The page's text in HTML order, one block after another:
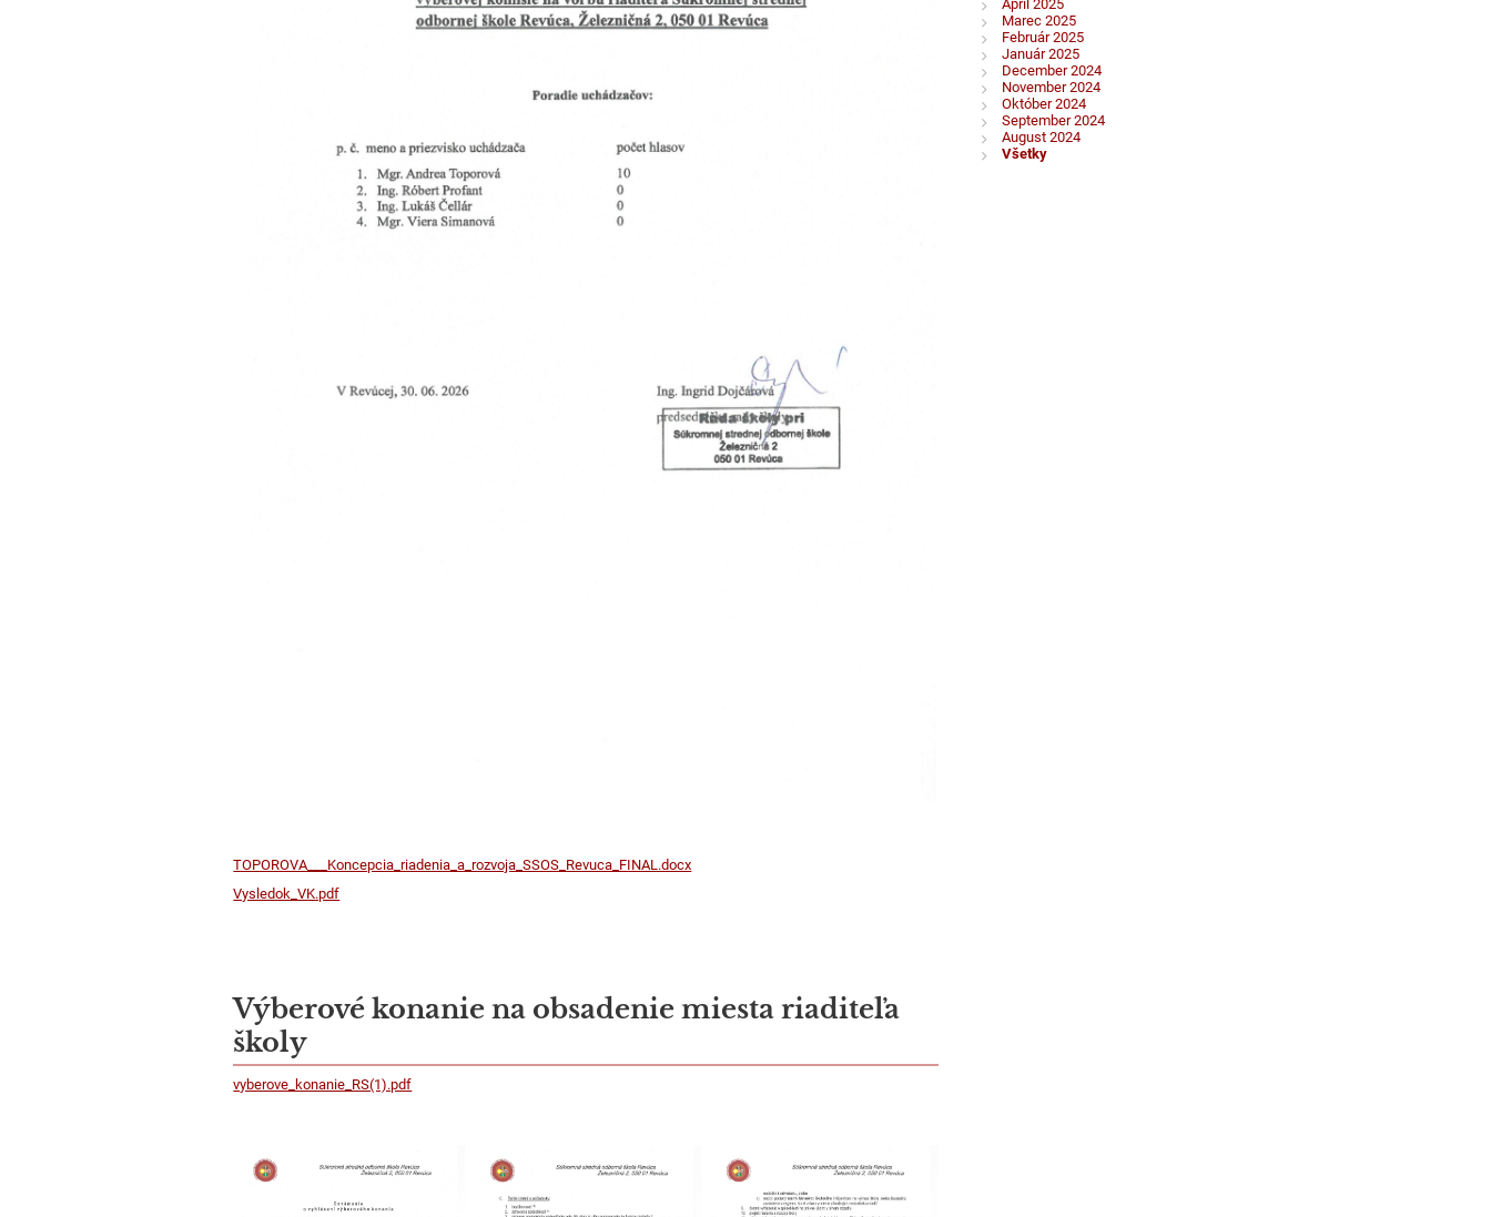
TOPOROVA___Koncepcia_riadenia_a_rozvoja_SSOS_Revuca_FINAL.docx
Vysledok_VK.pdf
Výberové konanie na obsadenie miesta riaditeľa
školy
vyberove_konanie_RS(1).pdf
Apríl 2025
Marec 2025
Február 2025
Január 2025
December 2024
November 2024
Október 2024
September 2024
August 2024
Všetky